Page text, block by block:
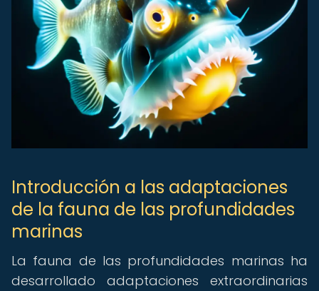
Introducción a las adaptaciones
de la fauna de las profundidades
marinas
La fauna de las profundidades marinas ha
desarrollado adaptaciones extraordinarias